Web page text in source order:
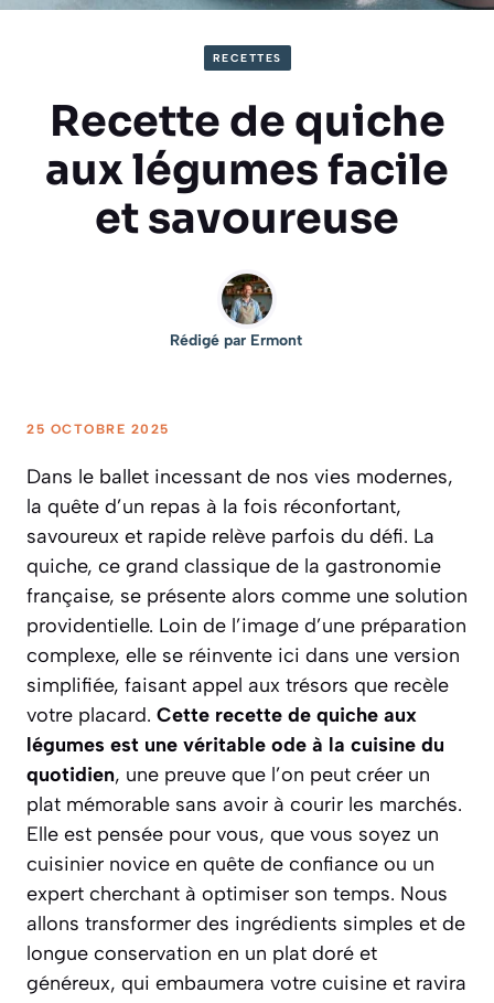
RECETTES
Recette de quiche
aux légumes facile
et savoureuse
Rédigé par Ermont
25 OCTOBRE 2025
Dans le ballet incessant de nos vies modernes,
la quête d’un repas à la fois réconfortant,
savoureux et rapide relève parfois du défi. La
quiche, ce grand classique de la gastronomie
française, se présente alors comme une solution
providentielle. Loin de l’image d’une préparation
complexe, elle se réinvente ici dans une version
simplifiée, faisant appel aux trésors que recèle
votre placard. Cette recette de quiche aux
légumes est une véritable ode à la cuisine du
quotidien, une preuve que l’on peut créer un
plat mémorable sans avoir à courir les marchés.
Elle est pensée pour vous, que vous soyez un
cuisinier novice en quête de confiance ou un
expert cherchant à optimiser son temps. Nous
allons transformer des ingrédients simples et de
longue conservation en un plat doré et
généreux, qui embaumera votre cuisine et ravira